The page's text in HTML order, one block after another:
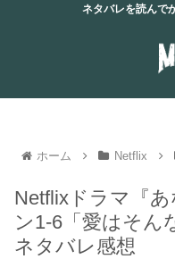
ネタバレを読んで
ホーム Netflix
Netflixドラマ『
ン1-6「愛はそん
ネタバレ感想